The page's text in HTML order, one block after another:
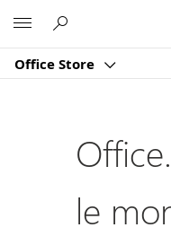
Office Store
le